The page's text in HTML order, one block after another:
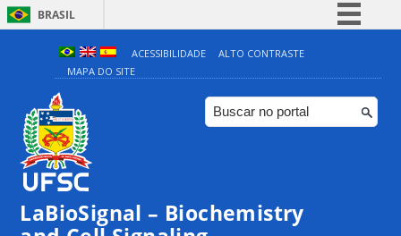
BRASIL
Simplifique!
Comunica BR
Participe
ACESSIBILIDADE
ALTO CONTRASTE
MAPA DO SITE
LaBioSignal – Biochemistry